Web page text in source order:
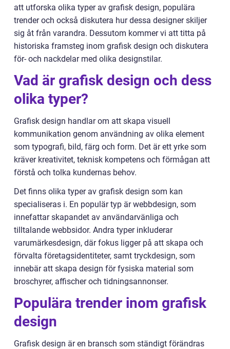
att utforska olika typer av grafisk design, populära
trender och också diskutera hur dessa designer skiljer
sig åt från varandra. Dessutom kommer vi att titta på
historiska framsteg inom grafisk design och diskutera
för- och nackdelar med olika designstilar.
Vad är grafisk design och dess
olika typer?
Grafisk design handlar om att skapa visuell
kommunikation genom användning av olika element
som typografi, bild, färg och form. Det är ett yrke som
kräver kreativitet, teknisk kompetens och förmågan att
förstå och tolka kundernas behov.
Det finns olika typer av grafisk design som kan
specialiseras i. En populär typ är webbdesign, som
innefattar skapandet av användarvänliga och
tilltalande webbsidor. Andra typer inkluderar
varumärkesdesign, där fokus ligger på att skapa och
förvalta företagsidentiteter, samt tryckdesign, som
innebär att skapa design för fysiska material som
broschyrer, affischer och tidningsannonser.
Populära trender inom grafisk
design
Grafisk design är en bransch som ständigt förändras